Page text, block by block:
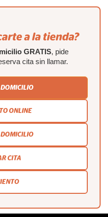
a la tienda?
GRATIS, pide
cita sin llamar.
DOMICILIO
ONLINE
DOMICILIO
CITA